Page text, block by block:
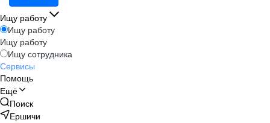
Ищу работу
Ищу работу
Ищу работу
Ищу сотрудника
Сервисы
Помощь
Ещё
Поиск
Ершичи